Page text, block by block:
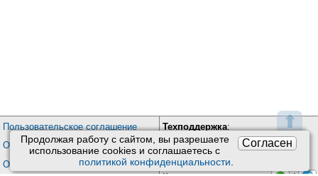
⬆
Согласен
Продолжая работу с сайтом, вы разрешаете
использование сookies и соглашаетесь с
политикой конфиденциальности.
Клиника Смитра на Геодезической
Новосибирск; ул. Геодезическая, д. 2/1; м. Студенческая
+7(383..показать
600₽ Запись
Пользовательское соглашение
Обработка персональных данных
О проекте Киберис
Техподдержка:
Обратная связь
Почта: kiberis@mail.ru